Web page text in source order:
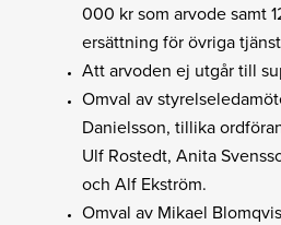
000 kr som arvode samt
ersättning för övriga
Att arvoden ej utgår till
Omval av
Danielsson, tillika
Ulf Rostedt, Anita
och Alf Ekström.
Omval av Mikael